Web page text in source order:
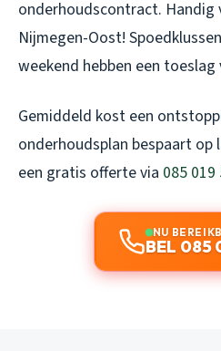
onderhoudscontract. Handig
Nijmegen-Oost!
weekend hebben een toeslag
Gemiddeld kost een
onderhoudsplan bespaart op
een gratis offerte via 085 019
NU
BEL 085